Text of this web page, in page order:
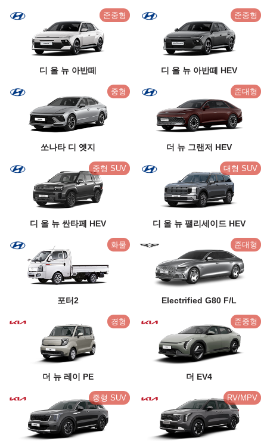
준중형
디 올 뉴 아반떼
준중형
디 올 뉴 아반떼 HEV
중형
쏘나타 디 엣지
준대형
더 뉴 그랜저 HEV
중형 SUV
디 올 뉴 싼타페 HEV
대형 SUV
디 올 뉴 팰리세이드 HEV
화물
포터2
준대형
Electrified G80 F/L
경형
더 뉴 레이 PE
준중형
더 EV4
중형 SUV RV/MPV